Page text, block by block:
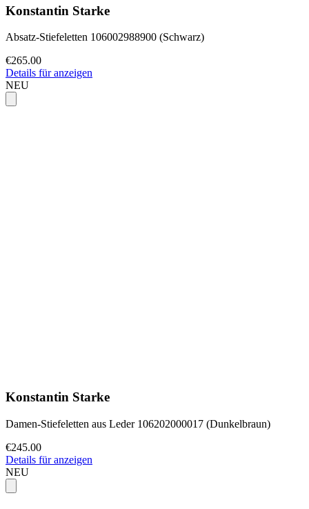
Konstantin Starke
Absatz-Stiefeletten 106002988900 (Schwarz)
€265.00
Details für anzeigen
NEU
Konstantin Starke
Damen-Stiefeletten aus Leder 106202000017 (Dunkelbraun)
€245.00
Details für anzeigen
NEU